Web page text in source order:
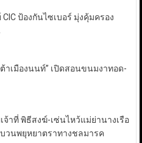
ป้องกันไซเบอร์ มุ่งคุ้มครอง
าเมืองนนท์” เปิดสอนขนมงาทอด-
จ้าที่ พิธีสงฆ์-เซ่นไหว้แม่ย่านางเรือ
วนพยุหยาตราทางชลมารค